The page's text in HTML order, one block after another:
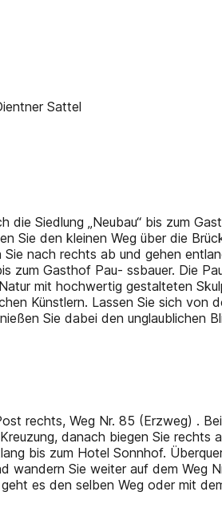
Sattel
die Siedlung „Neubau“ bis zum
Sie den kleinen Weg über die
Sie nach rechts ab und gehen
zum Gasthof Pau- ssbauer. Die
mit hochwertig gestalteten
Künstlern. Lassen Sie sich von
Sie dabei den unglaublichen
rechts, Weg Nr. 85 (Erzweg) .
danach biegen Sie rechts
bis zum Hotel Sonnhof.
wandern Sie weiter auf dem Weg
es den selben Weg oder mit